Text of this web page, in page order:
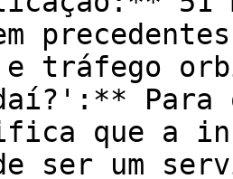
e tráfego
que a
ser um